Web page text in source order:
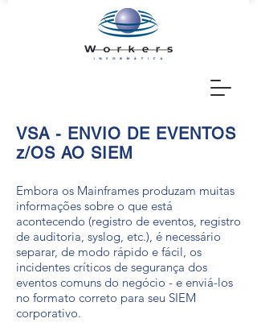
VSA - ENVIO DE EVENTOS
z/OS AO SIEM
Embora os Mainframes produzam muitas
informações sobre o que está
acontecendo (registro de eventos, registro
de auditoria, syslog, etc.), é necessário
separar, de modo rápido e fácil, os
incidentes críticos de segurança dos
eventos comuns do negócio - e enviá-los
no formato correto para seu SIEM
corporativo.